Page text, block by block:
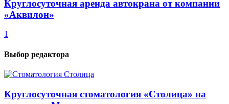
Круглосуточная аренда автокрана от компании
«Аквилон»
1
Выбор редактора
Круглосуточная стоматология «Столица» на